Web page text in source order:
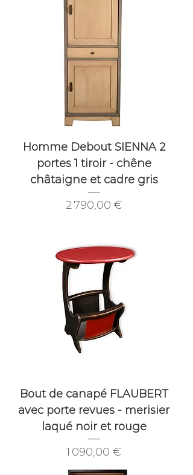
Homme Debout SIENNA 2
portes 1 tiroir - chêne
châtaigne et cadre gris
Prix
2 790,00 €
Bout de canapé FLAUBERT
avec porte revues - merisier
laqué noir et rouge
Prix
1 090,00 €